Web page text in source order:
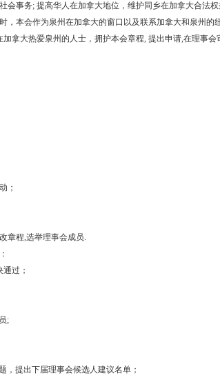
会事务; 提高华人在加拿大地位，维护同乡在加拿大合法
本会作为泉州在加拿大的窗口以及联系加拿大和泉州的
拿大热爱泉州的人士，拥护本会章程, 提出申请,在理事
；
章程,选举理事会成员.
过；
;
提出下届理事会候选人建议名单；